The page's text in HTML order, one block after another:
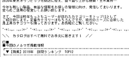
かたなび
すまいリング
Q＆A